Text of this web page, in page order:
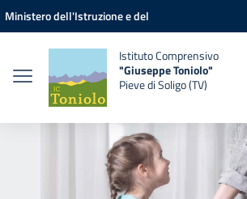
Vai ai contenuti
Vai al menu di navigazione
Vai al footer
Ministero dell'Istruzione e del
Istituto Comprensivo
"Giuseppe Toniolo"
Pieve di Soligo (TV)